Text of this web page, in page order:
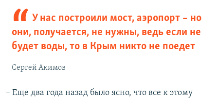
У нас построили мост, аэропорт – но
они, получается, не нужны, ведь если не
будет воды, то в Крым никто не поедет
Сергей Акимов
– Еще два года назад было ясно, что все к этому